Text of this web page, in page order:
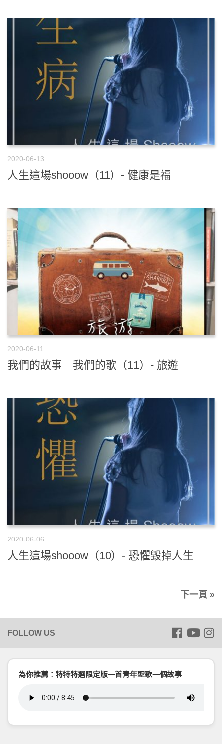
2020-06-13
人生這場shooow（11）- 健康是福
2020-06-11
我們的故事 我們的歌（11）- 旅遊
2020-06-06
人生這場shooow（10）- 恐懼毀掉人生
下一頁 »
為你推薦：特特特選限定版一首青年聖歌一個故事